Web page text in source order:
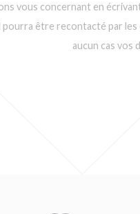
vous concernant en
pourra être recontacté par
aucun cas vos